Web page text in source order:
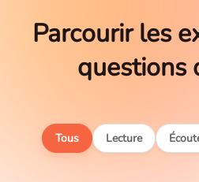
Parcourir les
questions
Tous Lecture